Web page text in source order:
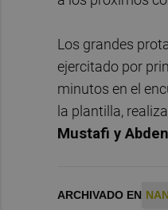
Los grandes
ejercitado por
minutos en el
la plantilla,
Mustafi y
ARCHIVADO EN